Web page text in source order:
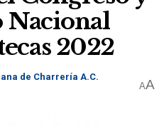
Nacional
2022
de Charrería A.C.
AA